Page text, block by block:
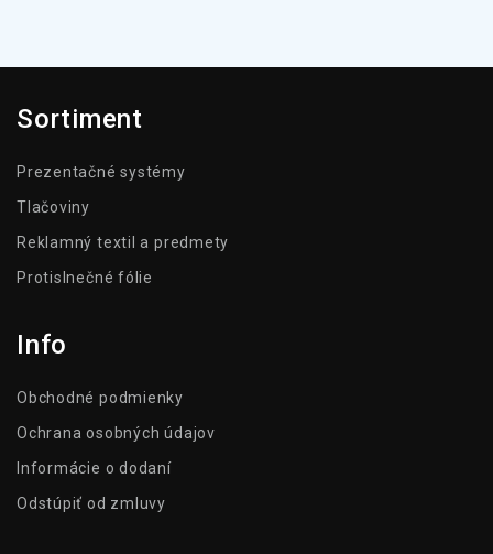
Sortiment
Prezentačné systémy
Tlačoviny
Reklamný textil a predmety
Protislnečné fólie
Info
Obchodné podmienky
Ochrana osobných údajov
Informácie o dodaní
Odstúpiť od zmluvy